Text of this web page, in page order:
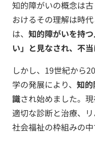
知的障がいの概念は
おけるその理解は時
は、 知的障がいを持
い」と見なされ、不
しかし、19世紀から
学の発展により、 知
識され始めました。
適切な診断と治療、
社会福祉の枠組みの中